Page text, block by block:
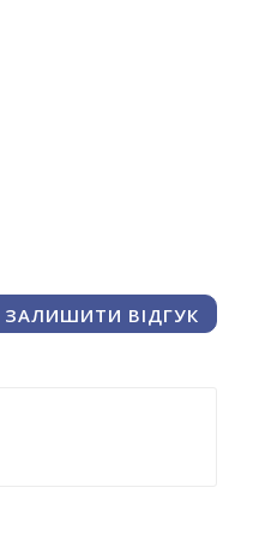
ЗАЛИШИТИ ВІДГУК